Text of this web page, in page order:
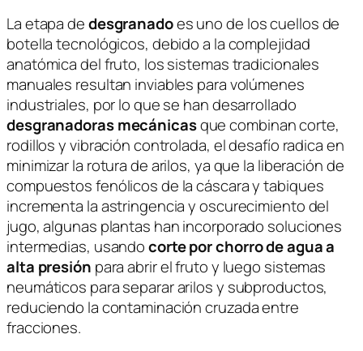
La etapa dedesgranadoes uno de los cuellos de
botella tecnológicos, debido a la complejidad
anatómica del fruto, los sistemas tradicionales
manuales resultan inviables para volúmenes
industriales, por lo que se han desarrollado
desgranadoras mecánicasque combinan corte,
rodillos y vibración controlada, el desafío radica en
minimizar la rotura de arilos, ya que la liberación de
compuestos fenólicos de la cáscara y tabiques
incrementa la astringencia y oscurecimiento del
jugo, algunas plantas han incorporado soluciones
intermedias, usandocorte por chorro de agua a
alta presión para abrir el fruto y luego sistemas
neumáticos para separar arilos y subproductos,
reduciendo la contaminación cruzada entre
fracciones.